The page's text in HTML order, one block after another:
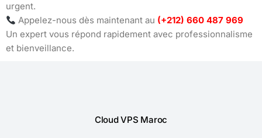
urgent.
Appelez-nous dès maintenant au (+212) 660 487 969
Un expert vous répond rapidement avec professionnalisme
et bienveillance.
Cloud VPS Maroc